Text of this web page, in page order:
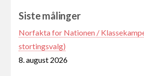
Siste målinger
Norfakta for Nationen /
stortingsvalg)
8. august 2026